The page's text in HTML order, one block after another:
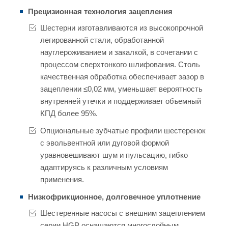
Прецизионная технология зацепления
Шестерни изготавливаются из высокопрочной
легированной стали, обработанной
науглероживанием и закалкой, в сочетании с
процессом сверхтонкого шлифования. Столь
качественная обработка обеспечивает зазор в
зацеплении ≤0,02 мм, уменьшает вероятность
внутренней утечки и поддерживает объемный
КПД более 95%.
Опциональные зубчатые профили шестеренок
с эвольвентной или дуговой формой
уравновешивают шум и пульсацию, гибко
адаптируясь к различным условиям
применения.
Низкофрикционное, долговечное уплотнение
Шестеренные насосы с внешним зацеплением